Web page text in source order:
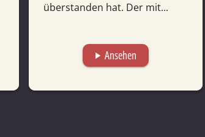
überstanden hat. Der mit...
play_arrow Ansehen